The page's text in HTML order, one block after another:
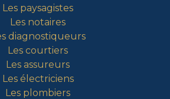
Les paysagistes
Les notaires
diagnostiqueurs
Les courtiers
Les assureurs
Les électriciens
Les plombiers